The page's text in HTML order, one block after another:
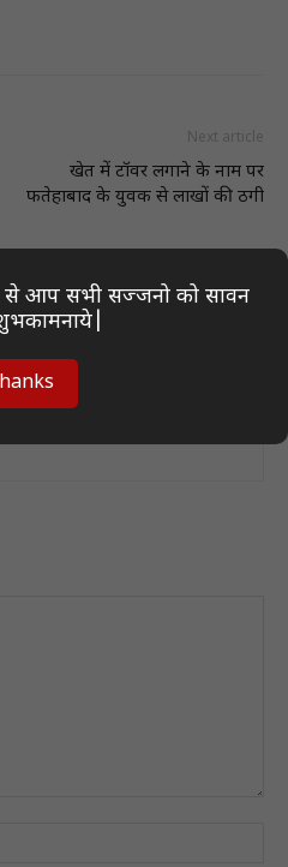
Next article
खेत में टॉवर लगाने के नाम पर
फतेहाबाद के युवक से लाखों की ठगी
On Desk
आप सभी सज्जनो को सावन